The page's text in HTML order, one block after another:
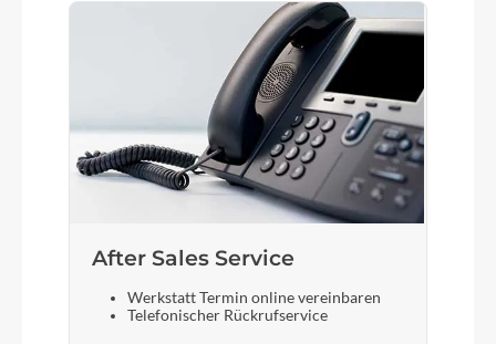
After Sales Service
Werkstatt Termin online vereinbaren
Telefonischer Rückrufservice